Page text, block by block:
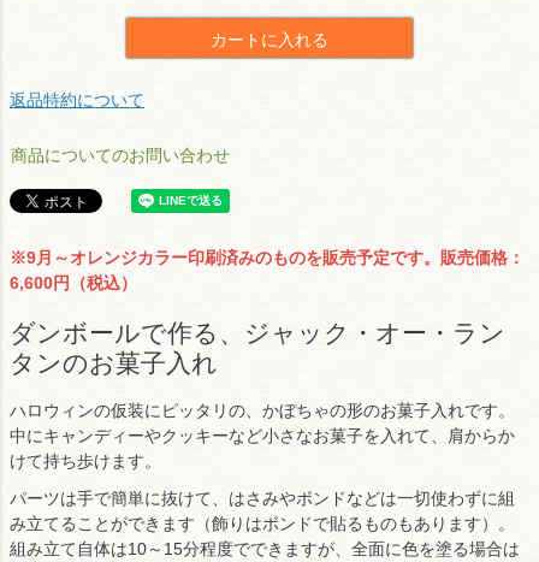
カートに入れる
返品特約について
商品についてのお問い合わせ
※9月～オレンジカラー印刷済みのものを販売予定です。販売価格：
6,600円（税込）
ダンボールで作る、ジャック・オー・ラン
タンのお菓子入れ
ハロウィンの仮装にピッタリの、かぼちゃの形のお菓子入れです。
中にキャンディーやクッキーなど小さなお菓子を入れて、肩からか
けて持ち歩けます。
パーツは手で簡単に抜けて、はさみやボンドなどは一切使わずに組
み立てることができます（飾りはボンドで貼るものもあります）。
組み立て自体は10～15分程度でできますが、全面に色を塗る場合は